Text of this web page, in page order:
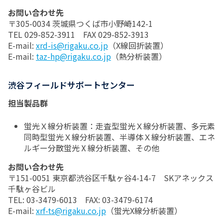
お問い合わせ先
〒305-0034 茨城県つくば市小野崎142-1
TEL 029-852-3911 FAX 029-852-3913
E-mail: xrd-is@rigaku.co.jp （X線回折装置）
E-mail: taz-hp@rigaku.co.jp （熱分析装置）
渋谷フィールドサポートセンター
担当製品群
蛍光Ｘ線分析装置：走査型蛍光Ｘ線分析装置、多元素
同時型蛍光Ｘ線分析装置、半導体Ｘ線分析装置、エネ
ルギー分散蛍光Ⅹ線分析装置、その他
お問い合わせ先
〒151-0051 東京都渋谷区千駄ヶ谷4-14-7 SKアネックス
千駄ヶ谷ビル
TEL: 03-3479-6013 FAX: 03-3479-6174
E-mail: xrf-ts@rigaku.co.jp （蛍光X線分析装置）